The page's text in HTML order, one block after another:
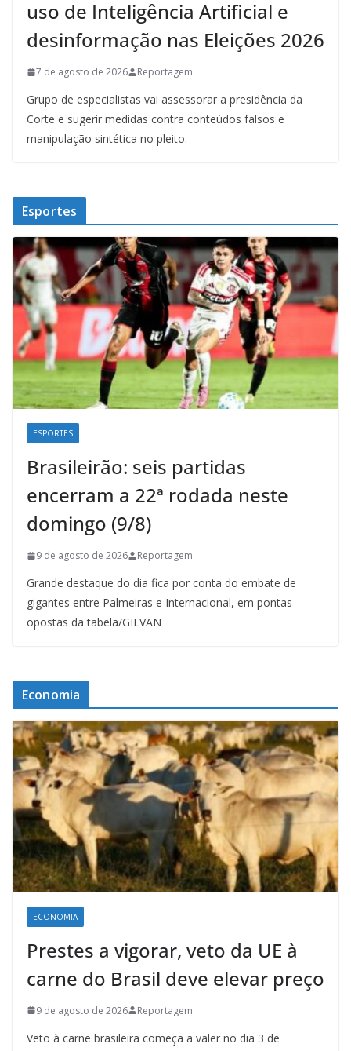
uso de Inteligência Artificial e
desinformação nas Eleições 2026
7 de agosto de 2026 Reportagem
Grupo de especialistas vai assessorar a presidência da
Corte e sugerir medidas contra conteúdos falsos e
manipulação sintética no pleito.
Esportes
ESPORTES
Brasileirão: seis partidas
encerram a 22ª rodada neste
domingo (9/8)
9 de agosto de 2026 Reportagem
Grande destaque do dia fica por conta do embate de
gigantes entre Palmeiras e Internacional, em pontas
opostas da tabela/GILVAN
Economia
ECONOMIA
Prestes a vigorar, veto da UE à
carne do Brasil deve elevar preço
9 de agosto de 2026 Reportagem
Veto à carne brasileira começa a valer no dia 3 de